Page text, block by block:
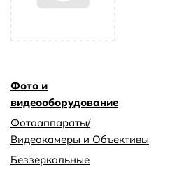
Фото и
видеооборудование
Фотоаппараты/
Видеокамеры и Объективы
Беззеркальные